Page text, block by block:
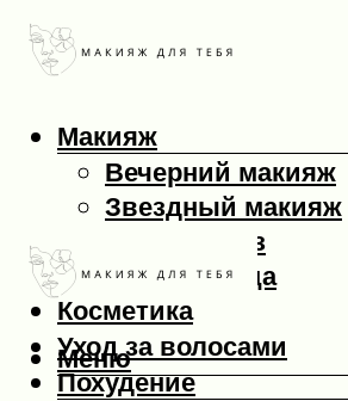
Макияж
Вечерний макияж
Звездный макияж
Макияж глаз
Макияж лица
Косметика
Уход за волосами
Похудение
Меню